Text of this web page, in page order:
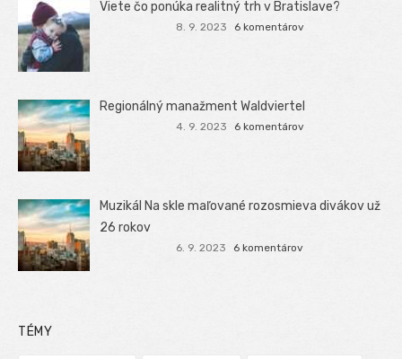
Viete čo ponúka realitný trh v Bratislave?
8. 9. 2023 6 komentárov
Regionálný manažment Waldviertel
4. 9. 2023 6 komentárov
Muzikál Na skle maľované rozosmieva divákov už
26 rokov
6. 9. 2023 6 komentárov
TÉMY